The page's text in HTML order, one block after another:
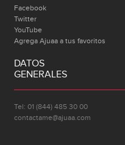
Facebook
Twitter
YouTube
Agrega Ajuaa a tus favoritos
DATOS
GENERALES
Tel: 01 (844) 485 30 00
contactame@ajuaa.com